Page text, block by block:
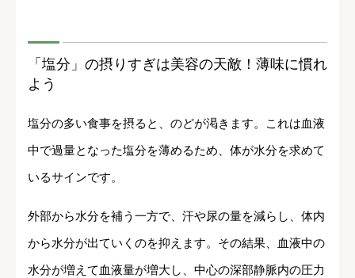
「塩分」の摂りすぎは美容の天敵！薄味に慣れ
よう
塩分の多い食事を摂ると、のどが渇きます。これは血液
中で過量となった塩分を薄めるため、体が水分を求めて
いるサインです。
外部から水分を補う一方で、汗や尿の量を減らし、体内
から水分が出ていくのを抑えます。その結果、血液中の
水分が増えて血液量が増大し、中心の深部静脈内の圧力